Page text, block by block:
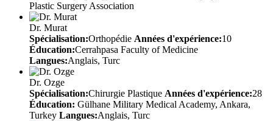
Plastic Surgery Association
Dr. Murat
Spécialisation:Orthopédie Années d'expérience:10
Éducation:Cerrahpasa Faculty of Medicine
Langues:Anglais, Turc
Dr. Ozge
Spécialisation:Chirurgie Plastique Années d'expérience:28
Éducation: Gülhane Military Medical Academy, Ankara,
Turkey Langues:Anglais, Turc